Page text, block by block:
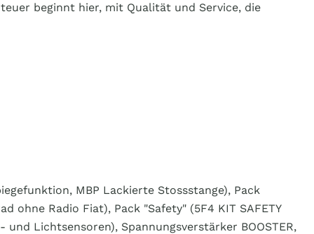
beginnt hier, mit Qualität und Service, die
MBP Lackierte Stossstange), Pack
ohne Radio Fiat), Pack "Safety" (5F4 KIT SAFETY
Lichtsensoren), Spannungsverstärker BOOSTER,